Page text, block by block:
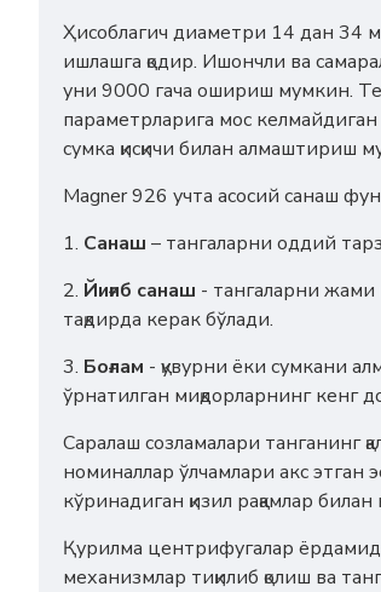
Ҳисоблагич диаметри 14 дан 34
ишлашга қодир. Ишончли ва
уни 9000 гача ошириш мумкин.
параметрларига мос келмайдиган
сумка қисқичи билан алмаштириш
Magner 926 учта асосий санаш
1. Санаш – тангаларни оддий
2. Йиғиб санаш - тангаларни жами
тақдирда керак бўлади.
3. Боғлам - қувурни ёки сумкани
ўрнатилган миқдорларнинг кенг
Саралаш созламалари танганинг
номиналлар ўлчамлари акс этган
кўринадиган қизил рақамлар
Қурилма центрифугалар
механизмлар тиқилиб қолиш ва